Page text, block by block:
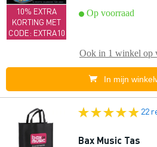
10% EXTRA
KORTING MET
CODE: EXTRA10
Op voorraad
Ook in 1 winkel op
In mijn
22
Bax Music Tas